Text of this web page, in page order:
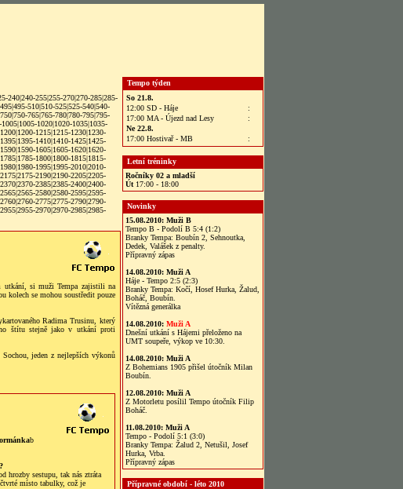
240|240-255|255-270|270-285|285-
|495-510|510-525|525-540|540-
|750-765|765-780|780-795|795-
1005|1005-1020|1020-1035|1035-
|1200-1215|1215-1230|1230-
|1395-1410|1410-1425|1425-
|1590-1605|1605-1620|1620-
|1785-1800|1800-1815|1815-
|1980-1995|1995-2010|2010-
|2175-2190|2190-2205|2205-
|2370-2385|2385-2400|2400-
|2565-2580|2580-2595|2595-
|2760-2775|2775-2790|2790-
|2955-2970|2970-2985|2985-
utkání, si muži Tempa zajistili na
kolech se mohou soustředit pouze
Radima Trusinu, který
štítu stejně jako v utkání proti
jeden z nejlepších výkonů
b
hrozby sestupu, tak nás ztráta
místo tabulky, což je
Tempo týden
So 21.8.
12:00 SD - Háje
:
17:00 MA - Újezd nad Lesy
:
Ne 22.8.
17:00 Hostivař - MB
:
Letní tréninky
Ročníky 02 a mladší
Út 17:00 - 18:00
Novinky
15.08.2010: Muži B
Tempo B - Podolí B 5:4 (1:2)
Branky Tempa: Boubín 2, Sehnoutka,
Dedek, Valášek z penalty.
Přípravný zápas
14.08.2010: Muži A
Háje - Tempo 2:5 (2:3)
Branky Tempa: Kočí, Hosef Hurka, Žalud,
Boháč, Boubín.
Vítězná generálka
14.08.2010: Muži A
Dnešní utkání s Hájemi přeloženo na
UMT soupeře, výkop ve 10:30.
14.08.2010: Muži A
Z Bohemians 1905 přišel útočník Milan
Boubín.
12.08.2010: Muži A
Z Motorletu posílil Tempo útočník Filip
Boháč.
11.08.2010: Muži A
Tempo - Podolí 5:1 (3:0)
Branky Tempa: Žalud 2, Netušil, Josef
Hurka, Vrba.
Přípravný zápas
Přípravné období - léto 2010